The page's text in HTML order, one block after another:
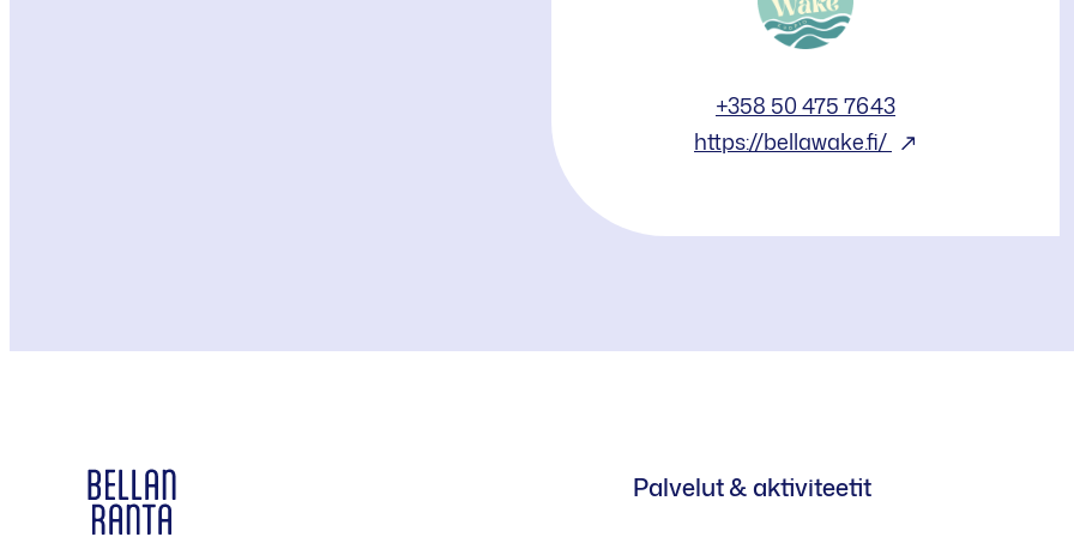
Bella+358 50 475 7643
https://bellawake.fi/
Palvelut & aktiviteetit